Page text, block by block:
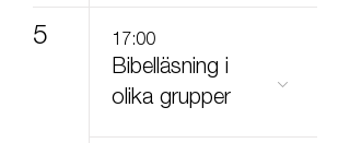
5 17:00
Bibelläsning i
olika grupper